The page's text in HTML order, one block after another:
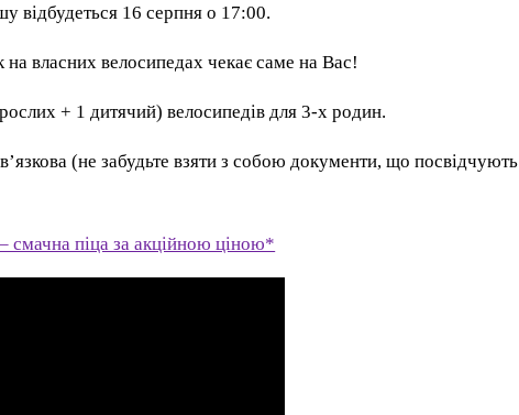
відбудеться 16 серпня о 17:00.
власних велосипедах чекає саме на Вас!
+ 1 дитячий) велосипедів для 3-х родин.
(не забудьте взяти з собою документи, що посвідчують
смачна піца за акційною ціною*